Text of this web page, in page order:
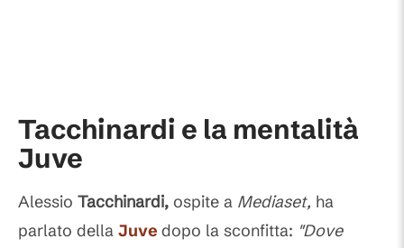
Tacchinardi e la mentalità
Juve
Alessio Tacchinardi, ospite a Mediaset, ha
parlato della Juve dopo la sconfitta: "Dove